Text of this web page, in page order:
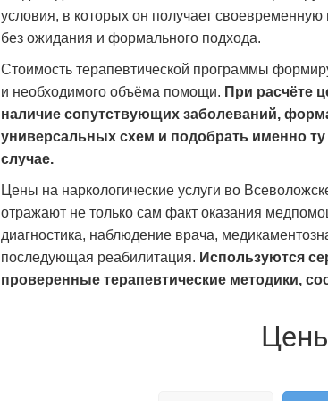
условия, в которых он получает
без ожидания и формального подхода.
Стоимость терапевтической программы
и необходимого объёма помощи. При расчёте
наличие сопутствующих заболеваний,
универсальных схем и подобрать именно
случае.
Цены на наркологические услуги во
отражают не только сам факт оказания
диагностика, наблюдение врача,
последующая реабилитация. Используются
проверенные терапевтические методики,